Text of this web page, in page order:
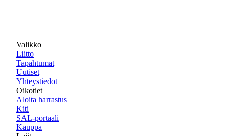
Valikko
Liitto
Tapahtumat
Uutiset
Yhteystiedot
Oikotiet
Aloita harrastus
Kiti
SAL-portaali
Kauppa